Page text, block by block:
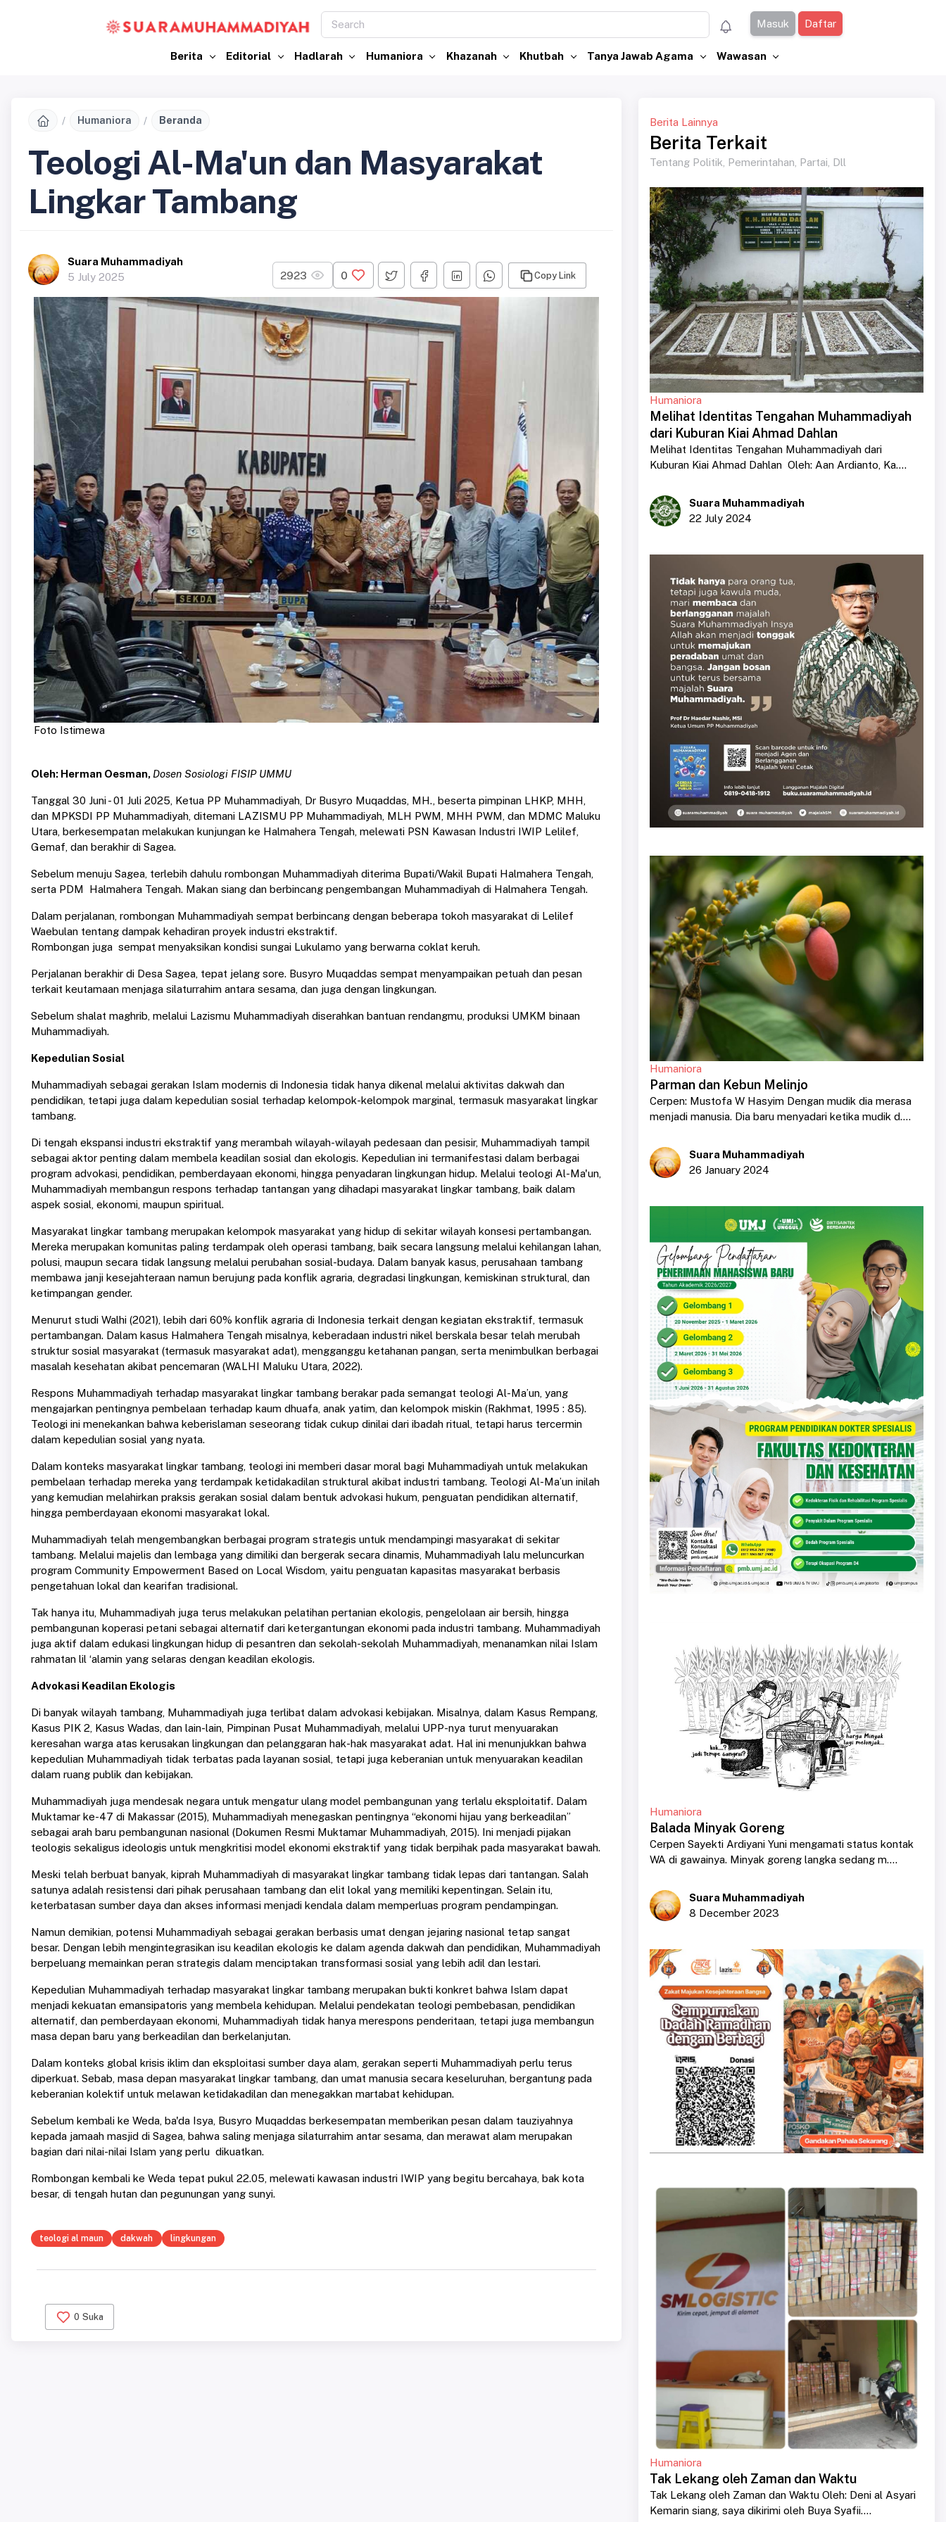
Masuk Daftar
Berita Editorial Hadlarah Humaniora Khazanah Khutbah Tanya Jawab Agama Wawasan
Humaniora Beranda
Teologi Al-Ma'un dan Masyarakat
Lingkar Tambang
Suara Muhammadiyah
5 July 2025
2923 0 Copy Link
Foto Istimewa
Oleh: Herman Oesman, Dosen Sosiologi FISIP UMMU
Tanggal 30 Juni - 01 Juli 2025, Ketua PP Muhammadiyah, Dr Busyro Muqaddas, MH., beserta pimpinan LHKP, MHH,
dan MPKSDI PP Muhammadiyah, ditemani LAZISMU PP Muhammadiyah, MLH PWM, MHH PWM, dan MDMC Maluku
Utara, berkesempatan melakukan kunjungan ke Halmahera Tengah, melewati PSN Kawasan Industri IWIP Lelilef,
Gemaf, dan berakhir di Sagea.
Sebelum menuju Sagea, terlebih dahulu rombongan Muhammadiyah diterima Bupati/Wakil Bupati Halmahera Tengah,
serta PDM Halmahera Tengah. Makan siang dan berbincang pengembangan Muhammadiyah di Halmahera Tengah.
Dalam perjalanan, rombongan Muhammadiyah sempat berbincang dengan beberapa tokoh masyarakat di Lelilef
Waebulan tentang dampak kehadiran proyek industri ekstraktif.
Rombongan juga sempat menyaksikan kondisi sungai Lukulamo yang berwarna coklat keruh.
Perjalanan berakhir di Desa Sagea, tepat jelang sore. Busyro Muqaddas sempat menyampaikan petuah dan pesan
terkait keutamaan menjaga silaturrahim antara sesama, dan juga dengan lingkungan.
Sebelum shalat maghrib, melalui Lazismu Muhammadiyah diserahkan bantuan rendangmu, produksi UMKM binaan
Muhammadiyah.
Kepedulian Sosial
Muhammadiyah sebagai gerakan Islam modernis di Indonesia tidak hanya dikenal melalui aktivitas dakwah dan
pendidikan, tetapi juga dalam kepedulian sosial terhadap kelompok-kelompok marginal, termasuk masyarakat lingkar
tambang.
Di tengah ekspansi industri ekstraktif yang merambah wilayah-wilayah pedesaan dan pesisir, Muhammadiyah tampil
sebagai aktor penting dalam membela keadilan sosial dan ekologis. Kepedulian ini termanifestasi dalam berbagai
program advokasi, pendidikan, pemberdayaan ekonomi, hingga penyadaran lingkungan hidup. Melalui teologi Al-Ma'un,
Muhammadiyah membangun respons terhadap tantangan yang dihadapi masyarakat lingkar tambang, baik dalam
aspek sosial, ekonomi, maupun spiritual.
Masyarakat lingkar tambang merupakan kelompok masyarakat yang hidup di sekitar wilayah konsesi pertambangan.
Mereka merupakan komunitas paling terdampak oleh operasi tambang, baik secara langsung melalui kehilangan lahan,
polusi, maupun secara tidak langsung melalui perubahan sosial-budaya. Dalam banyak kasus, perusahaan tambang
membawa janji kesejahteraan namun berujung pada konflik agraria, degradasi lingkungan, kemiskinan struktural, dan
ketimpangan gender.
Menurut studi Walhi (2021), lebih dari 60% konflik agraria di Indonesia terkait dengan kegiatan ekstraktif, termasuk
pertambangan. Dalam kasus Halmahera Tengah misalnya, keberadaan industri nikel berskala besar telah merubah
struktur sosial masyarakat (termasuk masyarakat adat), mengganggu ketahanan pangan, serta menimbulkan berbagai
masalah kesehatan akibat pencemaran (WALHI Maluku Utara, 2022).
Respons Muhammadiyah terhadap masyarakat lingkar tambang berakar pada semangat teologi Al-Ma’un, yang
mengajarkan pentingnya pembelaan terhadap kaum dhuafa, anak yatim, dan kelompok miskin (Rakhmat, 1995 : 85).
Teologi ini menekankan bahwa keberislaman seseorang tidak cukup dinilai dari ibadah ritual, tetapi harus tercermin
dalam kepedulian sosial yang nyata.
Dalam konteks masyarakat lingkar tambang, teologi ini memberi dasar moral bagi Muhammadiyah untuk melakukan
pembelaan terhadap mereka yang terdampak ketidakadilan struktural akibat industri tambang. Teologi Al-Ma’un inilah
yang kemudian melahirkan praksis gerakan sosial dalam bentuk advokasi hukum, penguatan pendidikan alternatif,
hingga pemberdayaan ekonomi masyarakat lokal.
Muhammadiyah telah mengembangkan berbagai program strategis untuk mendampingi masyarakat di sekitar
tambang. Melalui majelis dan lembaga yang dimiliki dan bergerak secara dinamis, Muhammadiyah lalu meluncurkan
program Community Empowerment Based on Local Wisdom, yaitu penguatan kapasitas masyarakat berbasis
pengetahuan lokal dan kearifan tradisional.
Tak hanya itu, Muhammadiyah juga terus melakukan pelatihan pertanian ekologis, pengelolaan air bersih, hingga
pembangunan koperasi petani sebagai alternatif dari ketergantungan ekonomi pada industri tambang. Muhammadiyah
juga aktif dalam edukasi lingkungan hidup di pesantren dan sekolah-sekolah Muhammadiyah, menanamkan nilai Islam
rahmatan lil ‘alamin yang selaras dengan keadilan ekologis.
Advokasi Keadilan Ekologis
Di banyak wilayah tambang, Muhammadiyah juga terlibat dalam advokasi kebijakan. Misalnya, dalam Kasus Rempang,
Kasus PIK 2, Kasus Wadas, dan lain-lain, Pimpinan Pusat Muhammadiyah, melalui UPP-nya turut menyuarakan
keresahan warga atas kerusakan lingkungan dan pelanggaran hak-hak masyarakat adat. Hal ini menunjukkan bahwa
kepedulian Muhammadiyah tidak terbatas pada layanan sosial, tetapi juga keberanian untuk menyuarakan keadilan
dalam ruang publik dan kebijakan.
Muhammadiyah juga mendesak negara untuk mengatur ulang model pembangunan yang terlalu eksploitatif. Dalam
Muktamar ke-47 di Makassar (2015), Muhammadiyah menegaskan pentingnya “ekonomi hijau yang berkeadilan”
sebagai arah baru pembangunan nasional (Dokumen Resmi Muktamar Muhammadiyah, 2015). Ini menjadi pijakan
teologis sekaligus ideologis untuk mengkritisi model ekonomi ekstraktif yang tidak berpihak pada masyarakat bawah.
Meski telah berbuat banyak, kiprah Muhammadiyah di masyarakat lingkar tambang tidak lepas dari tantangan. Salah
satunya adalah resistensi dari pihak perusahaan tambang dan elit lokal yang memiliki kepentingan. Selain itu,
keterbatasan sumber daya dan akses informasi menjadi kendala dalam memperluas program pendampingan.
Namun demikian, potensi Muhammadiyah sebagai gerakan berbasis umat dengan jejaring nasional tetap sangat
besar. Dengan lebih mengintegrasikan isu keadilan ekologis ke dalam agenda dakwah dan pendidikan, Muhammadiyah
berpeluang memainkan peran strategis dalam menciptakan transformasi sosial yang lebih adil dan lestari.
Kepedulian Muhammadiyah terhadap masyarakat lingkar tambang merupakan bukti konkret bahwa Islam dapat
menjadi kekuatan emansipatoris yang membela kehidupan. Melalui pendekatan teologi pembebasan, pendidikan
alternatif, dan pemberdayaan ekonomi, Muhammadiyah tidak hanya merespons penderitaan, tetapi juga membangun
masa depan baru yang berkeadilan dan berkelanjutan.
Dalam konteks global krisis iklim dan eksploitasi sumber daya alam, gerakan seperti Muhammadiyah perlu terus
diperkuat. Sebab, masa depan masyarakat lingkar tambang, dan umat manusia secara keseluruhan, bergantung pada
keberanian kolektif untuk melawan ketidakadilan dan menegakkan martabat kehidupan.
Sebelum kembali ke Weda, ba'da Isya, Busyro Muqaddas berkesempatan memberikan pesan dalam tauziyahnya
kepada jamaah masjid di Sagea, bahwa saling menjaga silaturrahim antar sesama, dan merawat alam merupakan
bagian dari nilai-nilai Islam yang perlu dikuatkan.
Rombongan kembali ke Weda tepat pukul 22.05, melewati kawasan industri IWIP yang begitu bercahaya, bak kota
besar, di tengah hutan dan pegunungan yang sunyi.
teologi al maun dakwah lingkungan
0 Suka
Berita Lainnya
Berita Terkait
Tentang Politik, Pemerintahan, Partai, Dll
Humaniora
Melihat Identitas Tengahan Muhammadiyah
dari Kuburan Kiai Ahmad Dahlan
Melihat Identitas Tengahan Muhammadiyah dari
Kuburan Kiai Ahmad Dahlan Oleh: Aan Ardianto, Ka....
Suara Muhammadiyah
22 July 2024
Humaniora
Parman dan Kebun Melinjo
Cerpen: Mustofa W Hasyim Dengan mudik dia merasa
menjadi manusia. Dia baru menyadari ketika mudik d....
Suara Muhammadiyah
26 January 2024
Humaniora
Balada Minyak Goreng
Cerpen Sayekti Ardiyani Yuni mengamati status kontak
WA di gawainya. Minyak goreng langka sedang m....
Suara Muhammadiyah
8 December 2023
Humaniora
Tak Lekang oleh Zaman dan Waktu
Tak Lekang oleh Zaman dan Waktu Oleh: Deni al Asyari
Kemarin siang, saya dikirimi oleh Buya Syafii....